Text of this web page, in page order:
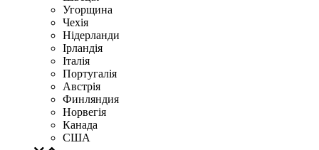
Угорщина
Чехія
Нідерланди
Iрландія
Iталiя
Португалія
Австрія
Финляндия
Норвегія
Канада
США